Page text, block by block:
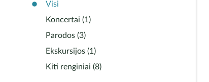
Visi
Koncertai (1)
Parodos (3)
Ekskursijos (1)
Kiti renginiai (8)